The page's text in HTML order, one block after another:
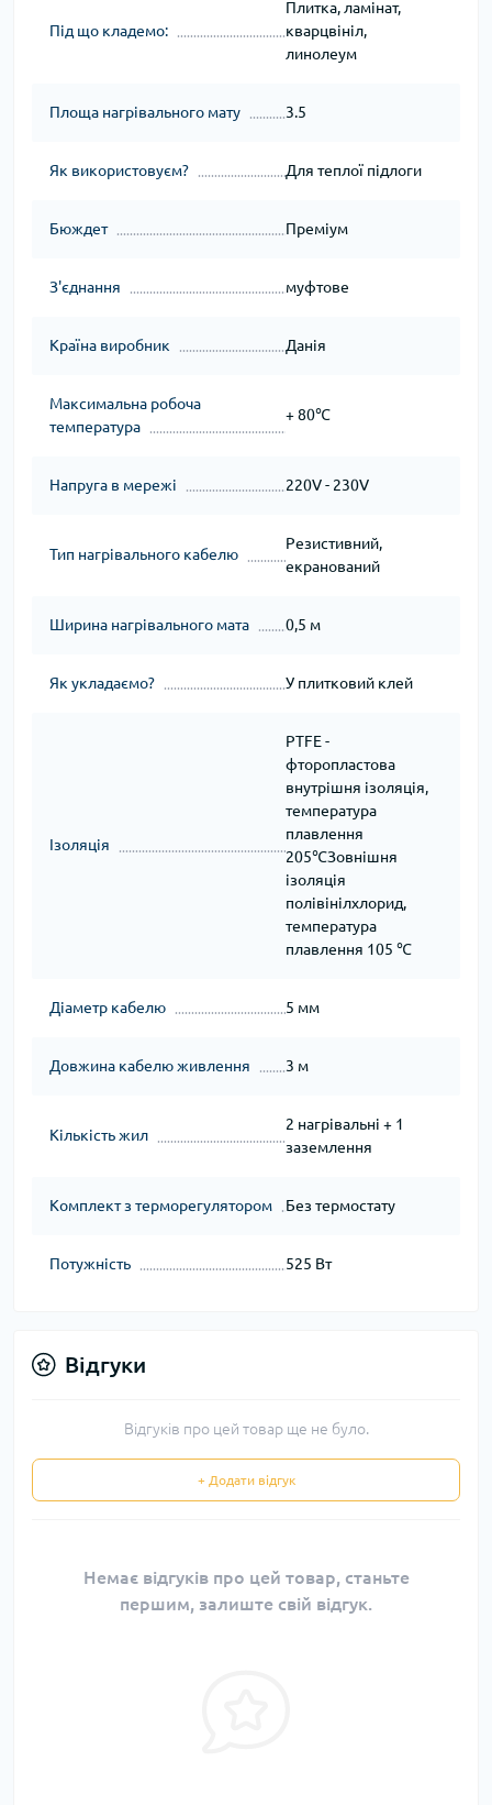
Під що кладемо:
Плитка, ламінат,
кварцвініл,
линолеум
Площа нагрівального мату 3.5
Як використовуєм? Для теплої підлоги
Бюждет Преміум
З'єднання муфтове
Країна виробник Данія
Максимальна робоча
температура
+ 80℃
Напруга в мережі 220V - 230V
Тип нагрівального кабелю
Резистивний,
екранований
Ширина нагрівального мата 0,5 м
Як укладаємо? У плитковий клей
Ізоляція
PTFE -
фторопластова
внутрішня ізоляція,
температура
плавлення
205℃Зовнішня
ізоляція
полівінілхлорид,
температура
плавлення 105 ℃
Діаметр кабелю 5 мм
Довжина кабелю живлення 3 м
Кількість жил
2 нагрівальні + 1
заземлення
Комплект з терморегулятором Без термостату
Потужність 525 Вт
Відгуки
Відгуків про цей товар ще не було.
+ Додати відгук
Немає відгуків про цей товар, станьте
першим, залиште свій відгук.